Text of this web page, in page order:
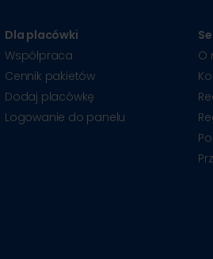
Dla placówki
Współpraca
Cennik pakietów
Dodaj placówkę
Logowanie do panelu
O